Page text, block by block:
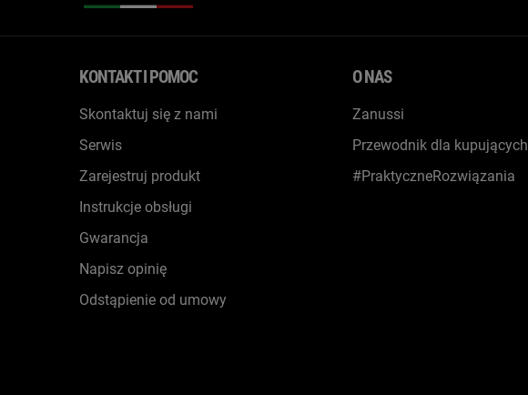
KONTAKT I POMOC
Skontaktuj się z nami
Serwis
Zarejestruj produkt
Instrukcje obsługi
Gwarancja
Napisz opinię
Odstąpienie od umowy
O NAS
Zanussi
Przewodnik dla kupujących
#PraktyczneRozwiązania